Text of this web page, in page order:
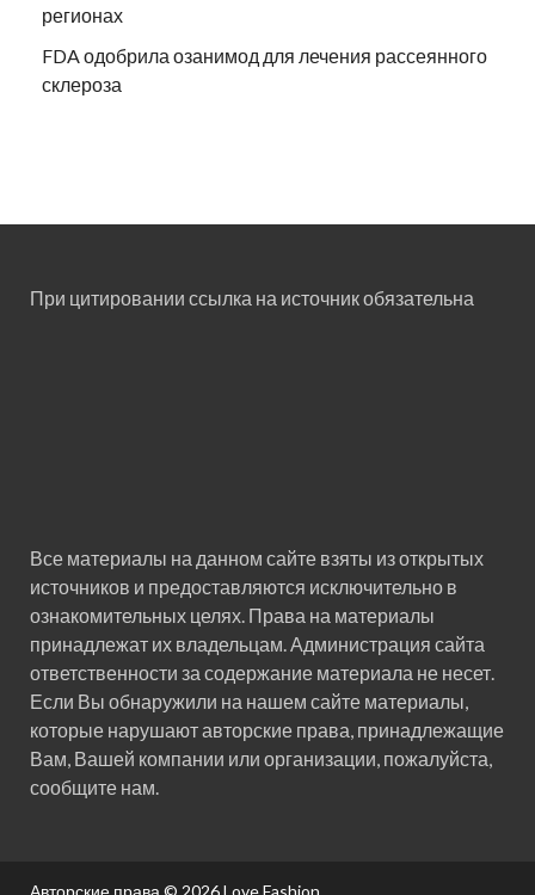
регионах
FDA одобрила озанимод для лечения рассеянного
склероза
При цитировании ссылка на источник обязательна
Все материалы на данном сайте взяты из открытых
источников и предоставляются исключительно в
ознакомительных целях. Права на материалы
принадлежат их владельцам. Администрация сайта
ответственности за содержание материала не несет.
Если Вы обнаружили на нашем сайте материалы,
которые нарушают авторские права, принадлежащие
Вам, Вашей компании или организации, пожалуйста,
сообщите нам.